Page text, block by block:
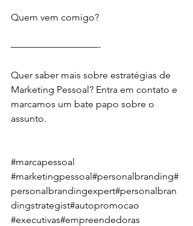
Quem vem comigo?⁣
—————————-⁣
Quer saber mais sobre estratégias de
Marketing Pessoal? Entra em contato e
marcamos um bate papo sobre o
assunto.⁣
#marcapessoal
#marketingpessoal#personalbranding#
personalbrandingexpert#personalbran
dingstrategist#autopromocao
#executivas#empreendedoras